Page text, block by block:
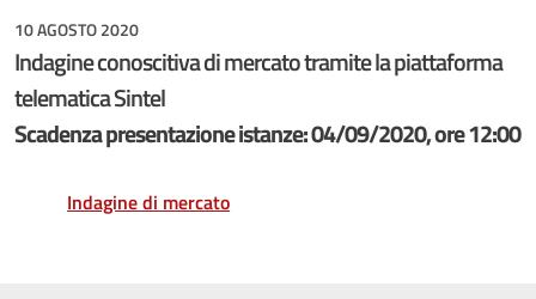
10 AGOSTO 2020
Indagine conoscitiva di mercato tramite la piattaforma
telematica Sintel
Scadenza presentazione istanze: 04/09/2020, ore 12:00
Indagine di mercato